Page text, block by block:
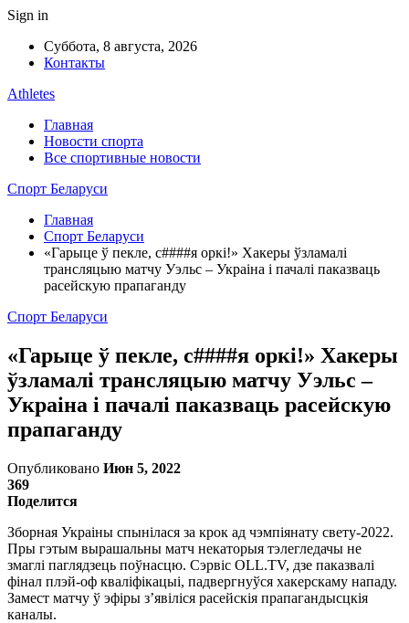
Sign in
Суббота, 8 августа, 2026
Контакты
Athletes
Главная
Новости спорта
Все спортивные новости
Спорт Беларуси
Главная
Спорт Беларуси
«Гарыце ў пекле, с####я оркі!» Хакеры ўзламалі
трансляцыю матчу Уэльс – Украіна і пачалі паказваць
расейскую прапаганду
Спорт Беларуси
«Гарыце ў пекле, с####я оркі!» Хакеры
ўзламалі трансляцыю матчу Уэльс –
Украіна і пачалі паказваць расейскую
прапаганду
Опубликовано Июн 5, 2022
369
Поделится
Зборная Украіны спынілася за крок ад чэмпіянату свету-2022.
Пры гэтым вырашальны матч некаторыя тэлегледачы не
змаглі паглядзець поўнасцю. Сэрвіс OLL.TV, дзе паказвалі
фінал плэй-оф кваліфікацыі, падвергнуўся хакерскаму нападу.
Замест матчу ў эфіры з’явіліся расейскія прапагандысцкія
каналы.